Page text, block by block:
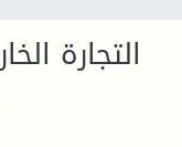
التجارة